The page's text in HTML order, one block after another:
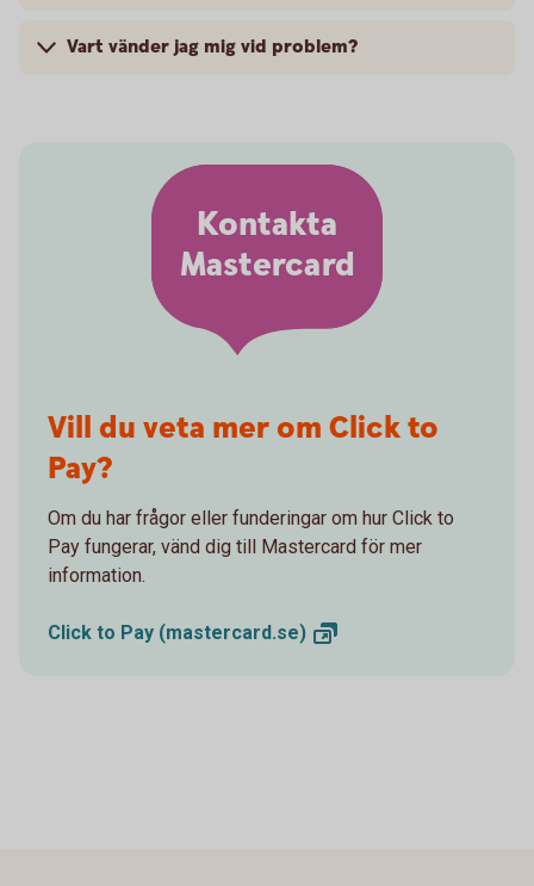
Vart vänder jag mig vid problem?
Kontakta
Mastercard
Vill du veta mer om Click to
Pay?
Om du har frågor eller funderingar om hur Click to
Pay fungerar, vänd dig till Mastercard för mer
information.
Click to Pay (mastercard.se)